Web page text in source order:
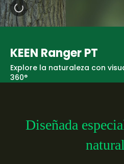
KEEN Ranger PT
Explore la naturaleza con
360°
Diseñada